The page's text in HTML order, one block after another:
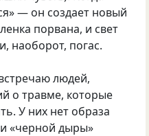
— он создает новый
порвана, и свет
наоборот, погас.
людей,
о травме, которые
У них нет образа
«черной дыры»